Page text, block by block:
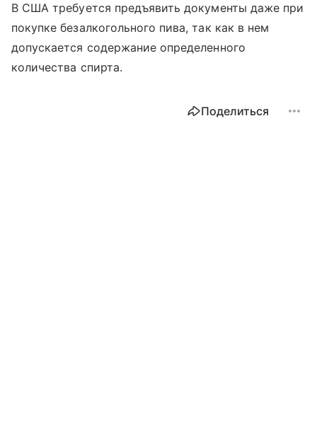
В США требуется предъявить документы даже при
покупке безалкогольного пива, так как в нем
допускается содержание определенного
количества спирта.
Поделиться